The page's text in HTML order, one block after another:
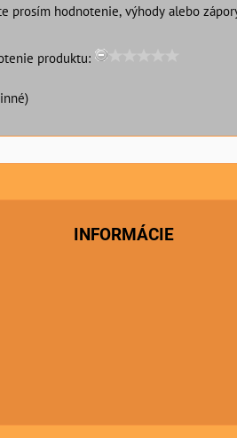
prosím hodnotenie, výhody alebo
produktu:
INFORMÁCIE